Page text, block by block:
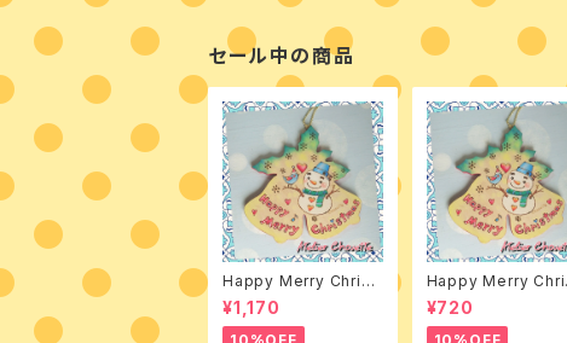
セール中の商品
Happy Merry Christ
mas 素材付きキット
¥1,170
Happy Merry
mas デザインパケット
¥720